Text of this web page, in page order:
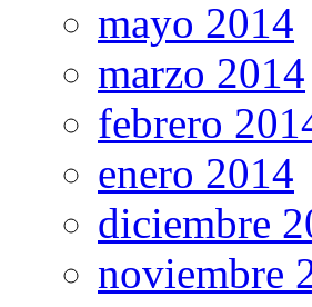
mayo 2014
marzo 2014
febrero
enero 2014
diciembre
noviembre